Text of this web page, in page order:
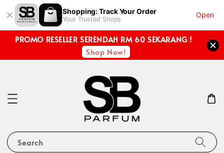
Shopping: Track Your Order
Your Trusted Shops
Open
PROMO RESELLER SERENDAH RM 60 SEKARANG !
Shop Now!
Search